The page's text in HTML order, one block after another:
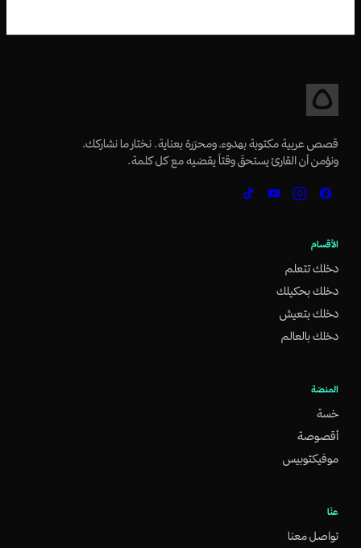
قصص عربية مكتوبة بهدوء، ومحرّرة بعناية. نختار ما نشاركك،
ونؤمن أن القارئ يستحقّ وقتاً يقضيه مع كل كلمة.
الأقسام
دخلك تتعلم
دخلك بحكيلك
دخلك بتعيش
دخلك بالعالم
المنصّة
خسة
أقصوصة
موفيكتوبيس
عنّا
تواصل معنا